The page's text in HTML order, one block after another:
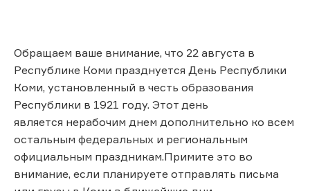
Обращаем ваше внимание, что 22 августа в
Республике Коми празднуется День Республики
Коми, установленный в честь образования
Республики в 1921 году. Этот день
является нерабочим днем дополнительно ко всем
остальным федеральных и региональным
официальным праздникам.Примите это во
внимание, если планируете отправлять письма